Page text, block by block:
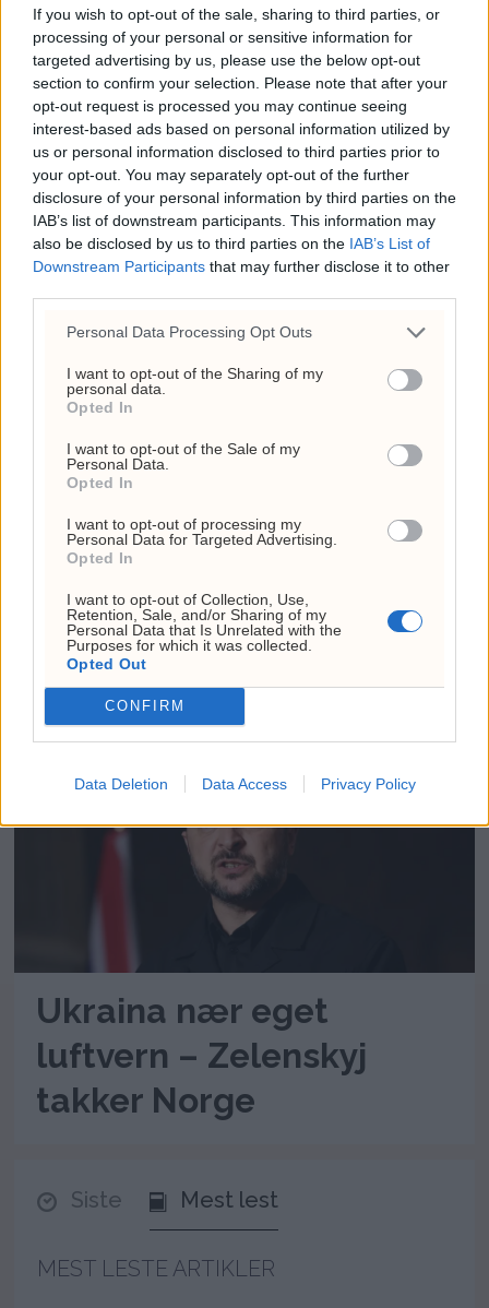
If you wish to opt-out of the sale, sharing to third parties, or
processing of your personal or sensitive information for
targeted advertising by us, please use the below opt-out
section to confirm your selection. Please note that after your
opt-out request is processed you may continue seeing
interest-based ads based on personal information utilized by
us or personal information disclosed to third parties prior to
your opt-out. You may separately opt-out of the further
disclosure of your personal information by third parties on the
IAB’s list of downstream participants. This information may
also be disclosed by us to third parties on the IAB’s List of
Downstream Participants that may further disclose it to other
Personal Data Processing Opt Outs
I want to opt-out of the Sharing of my
personal data.
Opted In
I want to opt-out of the Sale of my
Personal Data.
Opted In
I want to opt-out of processing my
Personal Data for Targeted Advertising.
Opted In
I want to opt-out of Collection, Use,
Retention, Sale, and/or Sharing of my
Personal Data that Is Unrelated with the
Purposes for which it was collected.
Opted Out
CONFIRM
Data Deletion Data Access Privacy Policy
ANNONSE
Søreide
går
hardt ut
mot Frp:
Uansvarlig
Ukraina
nær
eget
luftvern
–
Zelenskyj
takker
Norge
Fauci
holdes i
forakt
for
Kongressen
Slakter
Bech
Holtes
Norge-
fortelling:
– Maga-
aktig
Søreide går hardt ut mot
Frp: – Uansvarlig
Ukraina nær eget
luftvern – Zelenskyj
takker Norge
Siste Mest lest
MEST LESTE ARTIKLER